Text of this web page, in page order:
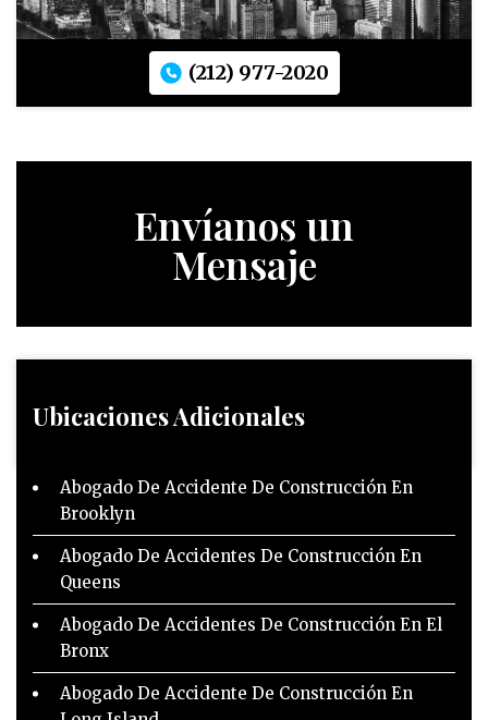
(212) 977-2020
Envíanos un
Mensaje
Ubicaciones Adicionales
Abogado De Accidente De Construcción En
Brooklyn
Abogado De Accidentes De Construcción En
Queens
Abogado De Accidentes De Construcción En El
Bronx
Abogado De Accidente De Construcción En